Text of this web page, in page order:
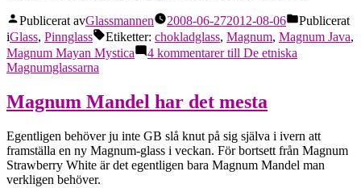
Publicerat avGlassmannen 2008-06-272012-08-06
Publicerat
iGlass, Pinnglass Etiketter: chokladglass, Magnum, Magnum Java,
Magnum Mayan Mystica
4 kommentarertill De etniska
Magnumglassarna
Magnum Mandel har det mesta
Egentligen behöver ju inte GB slå knut på sig själva i ivern att
framställa en ny Magnum-glass i veckan. För bortsett från Magnum
Strawberry White är det egentligen bara Magnum Mandel man
verkligen behöver.